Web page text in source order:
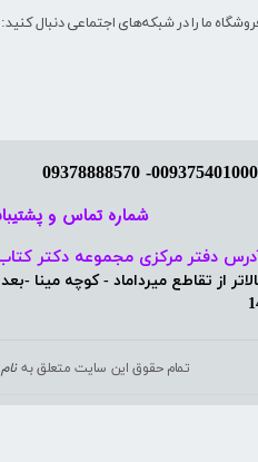
دفتر مرکزی مجموعه دکتر
تمام حقوق این سایت متعلق به
شماره تماس و
ما را در شبکه‌های اجتماعی دنبال کنید: